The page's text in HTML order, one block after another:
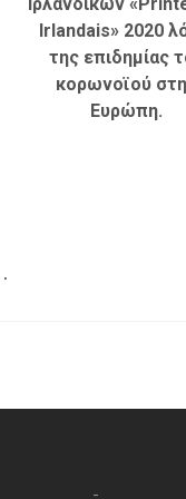
Irlandais» 2020
της επιδημίας
κορωνοϊού
Ευρώπη.
.
-